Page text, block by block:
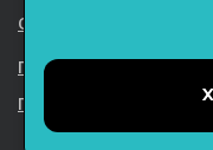
Согласие на обработку
Политика обработки
Политика